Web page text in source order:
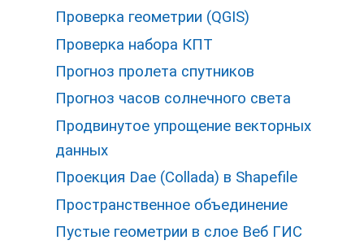
Проверка геометрии (QGIS)
Проверка набора КПТ
Прогноз пролета спутников
Прогноз часов солнечного света
Продвинутое упрощение векторных
данных
Проекция Dae (Collada) в Shapefile
Пространственное объединение
Пустые геометрии в слое Веб ГИС